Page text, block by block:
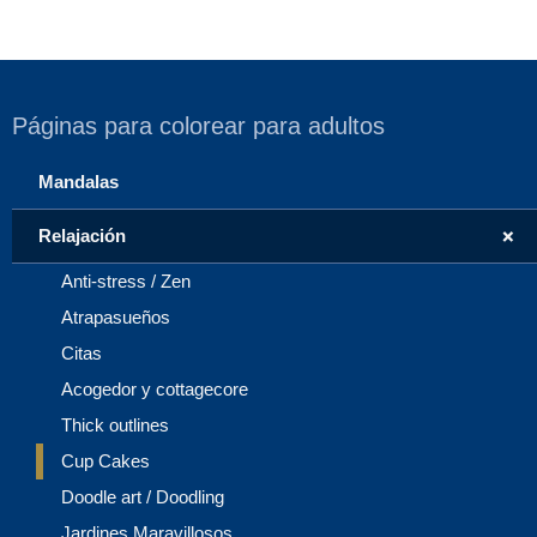
Páginas para colorear para adultos
Mandalas
+
Relajación
Anti-stress / Zen
Atrapasueños
Citas
Acogedor y cottagecore
Thick outlines
Cup Cakes
Doodle art / Doodling
Jardines Maravillosos